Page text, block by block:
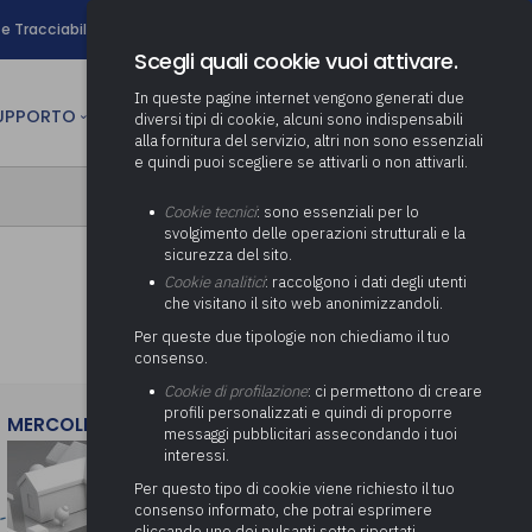
e Tracciabilità
Determinazione fondo risorse
decentrate
Pratiche previdenziali
ai comuni per l’attivazione di
(Partenariato Pubblico
Privato)
Società e organismi
adempimenti degli enti locali
Adeguamento del sistema di
gestione documentale alle
nuove linee guida sul
documento informatico
Protezione dei Dati (RPD,
altrimenti denominato Data
Protection Officer, DPO)
Supporto transizione al
digitale
Gestione IVA
Gestione IRAP
Consolidato
Relazione di fine e inizio
mandato
Supporto alla predisposizione
del Piano Economico-
Attività di supporto Gare
Energetiche (ex Legge 10/91)
Controllo Pratiche Sismiche
CULTURA person AREA RISERVATA
MERCOLEDì 29 LUGLIO 2026
Scegli quali cookie vuoi attivare.
In queste pagine internet vengono generati due
diversi tipi di cookie, alcuni sono indispensabili
alla fornitura del servizio, altri non sono essenziali
e quindi puoi scegliere se attivarli o non attivarli.
Cookie tecnici: sono essenziali per lo
svolgimento delle operazioni strutturali e la
sicurezza del sito.
Cookie analitici: raccolgono i dati degli utenti
che visitano il sito web anonimizzandoli.
Per queste due tipologie non chiediamo il tuo
consenso.
Cookie di profilazione: ci permettono di creare
profili personalizzati e quindi di proporre
messaggi pubblicitari assecondando i tuoi
interessi.
Per questo tipo di cookie viene richiesto il tuo
consenso informato, che potrai esprimere